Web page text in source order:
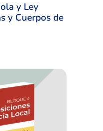
y Ley
y Cuerpos de